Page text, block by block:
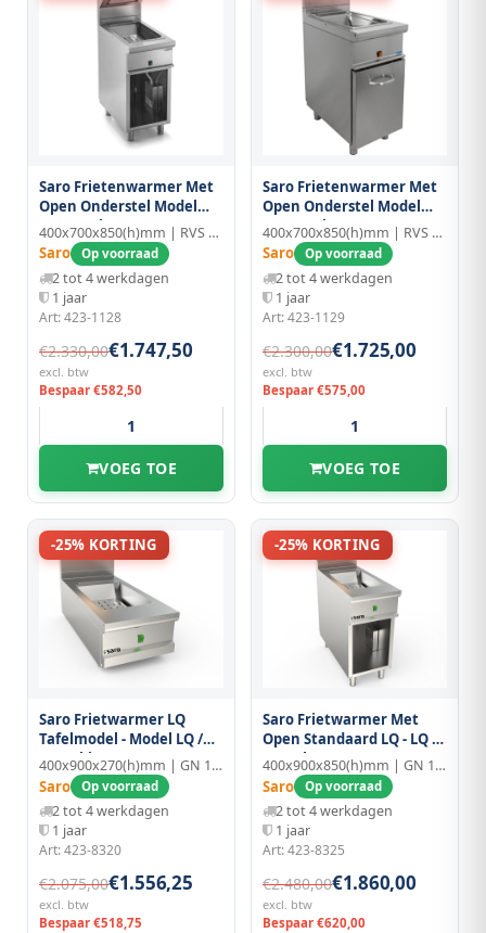
Saro Frietenwarmer Met
Open Onderstel Model
E7/spe40ba
400x700x850(h)mm | RVS | GN 1/1
Saro Op voorraad
2 tot 4 werkdagen
1 jaar
Art: 423-1128
€2.330,00€1.747,50
excl. btw
Bespaar €582,50
VOEG TOE
Saro Frietenwarmer Met
Open Onderstel Model
E7/spe40bc
400x700x850(h)mm | RVS | 30°~90°C
Saro Op voorraad
2 tot 4 werkdagen
1 jaar
Art: 423-1129
€2.300,00€1.725,00
excl. btw
Bespaar €575,00
VOEG TOE
-25% KORTING
Saro Frietwarmer LQ
Tafelmodel - Model LQ /
Spe40bb
400x900x270(h)mm | GN 1/1
Saro Op voorraad
2 tot 4 werkdagen
1 jaar
Art: 423-8320
€2.075,00€1.556,25
excl. btw
Bespaar €518,75
-25% KORTING
Saro Frietwarmer Met
Open Standaard LQ - LQ /
Spe40ba
400x900x850(h)mm | GN 1/1
Saro Op voorraad
2 tot 4 werkdagen
1 jaar
Art: 423-8325
€2.480,00€1.860,00
excl. btw
Bespaar €620,00